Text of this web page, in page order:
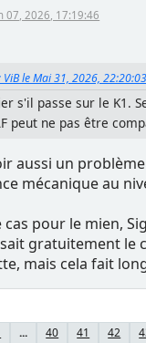
07, 2026, 17:19:46
ViB le Mai 31, 2026, 22:20:03
s'il passe sur le K1.
peut ne pas être
aussi un problème
mécanique au
cas pour le mien,
gratuitement le
mais cela fait
... 40 41 42